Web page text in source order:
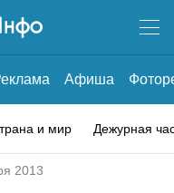
Афиша
и мир Дежурная
2013